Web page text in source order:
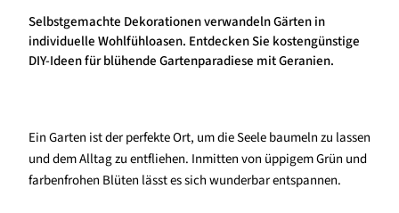
Selbstgemachte Dekorationen verwandeln Gärten in
individuelle Wohlfühloasen. Entdecken Sie kostengünstige
DIY-Ideen für blühende Gartenparadiese mit Geranien.
Ein Garten ist der perfekte Ort, um die Seele baumeln zu lassen
und dem Alltag zu entfliehen. Inmitten von üppigem Grün und
farbenfrohen Blüten lässt es sich wunderbar entspannen.